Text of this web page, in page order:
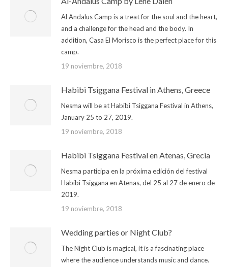
Al Andalus Camp is a treat for the soul and the heart,
and a challenge for the head and the body. In
addition, Casa El Morisco is the perfect place for this
camp.
19 noviembre, 2018
Habibi Tsiggana Festival in Athens, Greece
Nesma will be at Habibi Tsiggana Festival in Athens,
January 25 to 27, 2019.
19 noviembre, 2018
Habibi Tsiggana Festival en Atenas, Grecia
Nesma participa en la próxima edición del festival
Habibi Tsiggana en Atenas, del 25 al 27 de enero de
2019.
19 noviembre, 2018
Wedding parties or Night Club?
The Night Club is magical, it is a fascinating place
where the audience understands music and dance.